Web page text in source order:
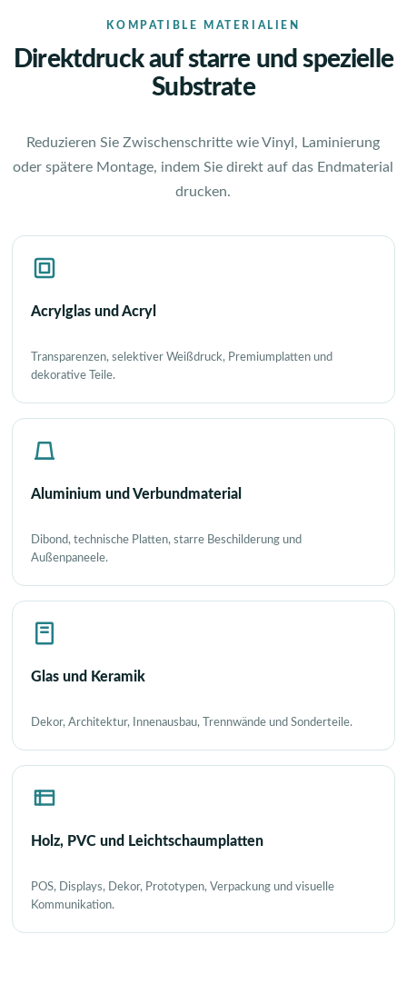
KOMPATIBLE MATERIALIEN
Direktdruck auf starre und spezielle
Substrate
Reduzieren Sie Zwischenschritte wie Vinyl, Laminierung
oder spätere Montage, indem Sie direkt auf das Endmaterial
drucken.
Acrylglas und Acryl
Transparenzen, selektiver Weißdruck, Premiumplatten und
dekorative Teile.
Aluminium und Verbundmaterial
Dibond, technische Platten, starre Beschilderung und
Außenpaneele.
Glas und Keramik
Dekor, Architektur, Innenausbau, Trennwände und Sonderteile.
Holz, PVC und Leichtschaumplatten
POS, Displays, Dekor, Prototypen, Verpackung und visuelle
Kommunikation.